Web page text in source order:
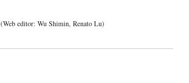
(Web editor: Wu Shimin, Renato Lu)